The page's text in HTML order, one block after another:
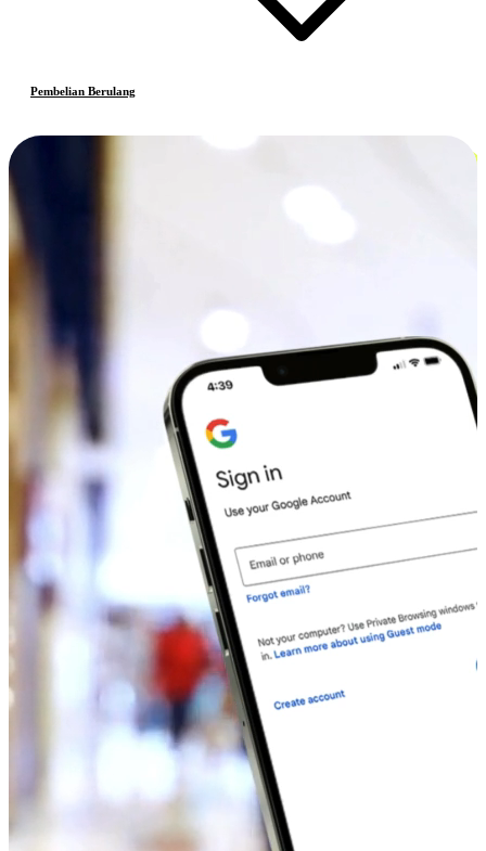
Pembelian Berulang